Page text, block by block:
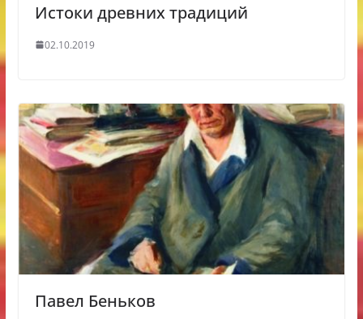
Истоки древних традиций
02.10.2019
Павел Беньков